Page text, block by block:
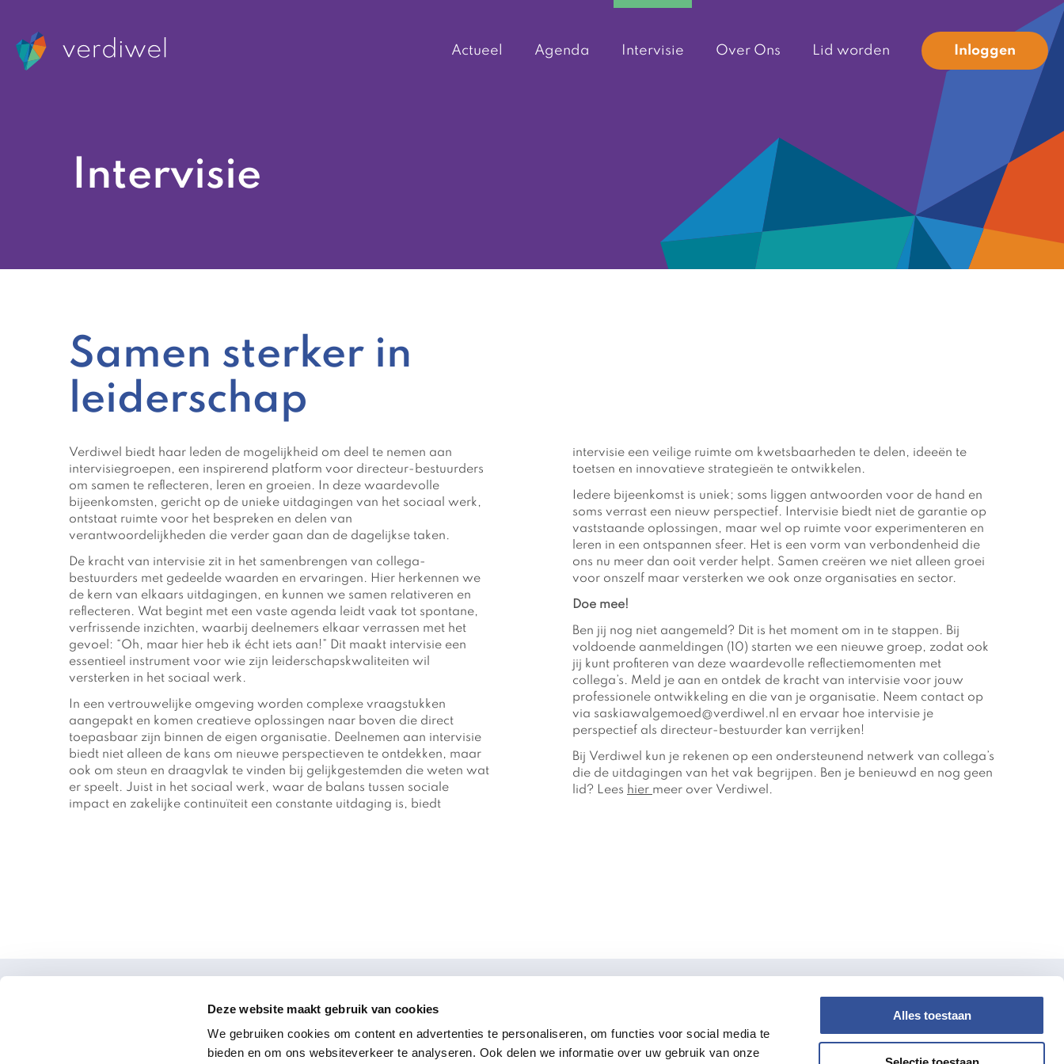
Deze website maakt gebruik van cookies
We gebruiken cookies om content en advertenties te personaliseren, om functies voor social media te
bieden en om ons websiteverkeer te analyseren. Ook delen we informatie over uw gebruik van onze
Alles toestaan
Actueel Agenda Intervisie Over Ons Lid worden Inloggen
Intervisie
Samen sterker in
leiderschap
Verdiwel biedt haar leden de mogelijkheid om deel te nemen aan
intervisiegroepen, een inspirerend platform voor directeur-bestuurders
om samen te reflecteren, leren en groeien. In deze waardevolle
bijeenkomsten, gericht op de unieke uitdagingen van het sociaal werk,
ontstaat ruimte voor het bespreken en delen van
verantwoordelijkheden die verder gaan dan de dagelijkse taken.
De kracht van intervisie zit in het samenbrengen van collega-
bestuurders met gedeelde waarden en ervaringen. Hier herkennen we
de kern van elkaars uitdagingen, en kunnen we samen relativeren en
reflecteren. Wat begint met een vaste agenda leidt vaak tot spontane,
verfrissende inzichten, waarbij deelnemers elkaar verrassen met het
gevoel: “Oh, maar hier heb ik écht iets aan!” Dit maakt intervisie een
essentieel instrument voor wie zijn leiderschapskwaliteiten wil
versterken in het sociaal werk.
In een vertrouwelijke omgeving worden complexe vraagstukken
aangepakt en komen creatieve oplossingen naar boven die direct
toepasbaar zijn binnen de eigen organisatie. Deelnemen aan intervisie
biedt niet alleen de kans om nieuwe perspectieven te ontdekken, maar
ook om steun en draagvlak te vinden bij gelijkgestemden die weten wat
er speelt. Juist in het sociaal werk, waar de balans tussen sociale
impact en zakelijke continuïteit een constante uitdaging is, biedt
intervisie een veilige ruimte om kwetsbaarheden te delen, ideeën te
toetsen en innovatieve strategieën te ontwikkelen.
Iedere bijeenkomst is uniek; soms liggen antwoorden voor de hand en
soms verrast een nieuw perspectief. Intervisie biedt niet de garantie op
vaststaande oplossingen, maar wel op ruimte voor experimenteren en
leren in een ontspannen sfeer. Het is een vorm van verbondenheid die
ons nu meer dan ooit verder helpt. Samen creëren we niet alleen groei
voor onszelf maar versterken we ook onze organisaties en sector.
Doe mee!
Ben jij nog niet aangemeld? Dit is het moment om in te stappen. Bij
voldoende aanmeldingen (10) starten we een nieuwe groep, zodat ook
jij kunt profiteren van deze waardevolle reflectiemomenten met
collega’s. Meld je aan en ontdek de kracht van intervisie voor jouw
professionele ontwikkeling en die van je organisatie. Neem contact op
via saskiawalgemoed@verdiwel.nl en ervaar hoe intervisie je
perspectief als directeur-bestuurder kan verrijken!
Bij Verdiwel kun je rekenen op een ondersteunend netwerk van collega’s
die de uitdagingen van het vak begrijpen. Ben je benieuwd en nog geen
lid? Lees hier meer over Verdiwel.
Delen & Doen! verdiwel